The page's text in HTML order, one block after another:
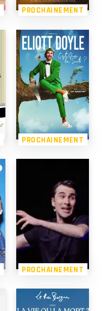
PROCHAINEMENT
PROCHAINEMENT
PROCHAINEMENT